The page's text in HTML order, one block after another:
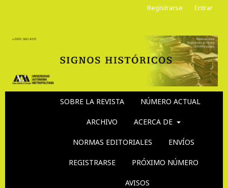
SOBRE LA REVISTA NÚMERO ACTUAL
ARCHIVO ACERCA DE
NORMAS EDITORIALES ENVÍOS
REGISTRARSE PRÓXIMO NÚMERO
AVISOS
Registrarse Entrar